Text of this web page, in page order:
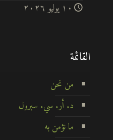
۱۰ يوليو ۲۰۲٦
القائمة
من نحن
د. أر. سي. سبرول
ما نؤمن به